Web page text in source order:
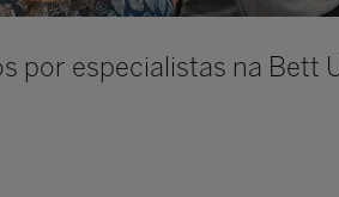
por especialistas na Bett